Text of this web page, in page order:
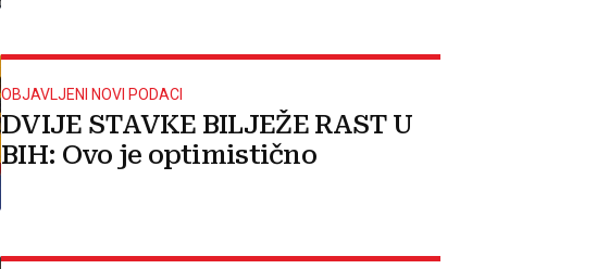
OBJAVLJENI NOVI PODACI
DVIJE STAVKE BILJEŽE RAST U
BIH: Ovo je optimistično